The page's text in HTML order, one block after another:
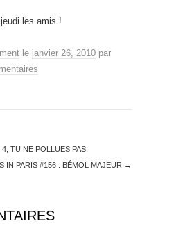
les amis !
le janvier 26, 2010 par
TU NE POLLUES PAS.
IN PARIS #156 : BÉMOL MAJEUR →